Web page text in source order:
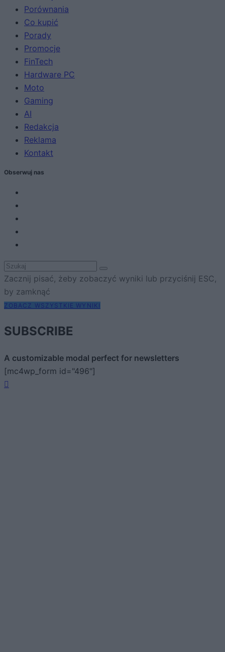
Porównania
Co kupić
Porady
Promocje
FinTech
Hardware PC
Moto
Gaming
AI
Redakcja
Reklama
Kontakt
Obserwuj nas
Zacznij pisać, żeby zobaczyć wyniki lub przyciśnij ESC,
by zamknąć
ZOBACZ WSZYSTKIE WYNIKI
SUBSCRIBE
A customizable modal perfect for newsletters
[mc4wp_form id="496"]